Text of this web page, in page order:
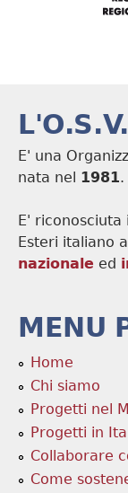
E' una
nata nel 1981.
E' riconosciuta
Esteri italiano
nazionale ed
MENU
Home
Chi siamo
Progetti nel
Progetti in
Collaborare
Come